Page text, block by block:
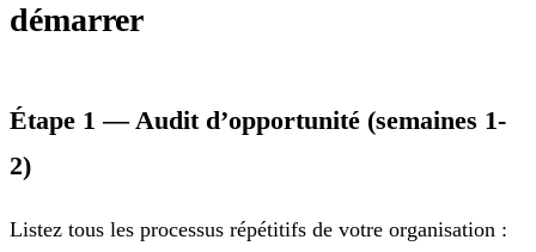
démarrer
Étape 1 — Audit d’opportunité (semaines 1-
2)
Listez tous les processus répétitifs de votre organisation :